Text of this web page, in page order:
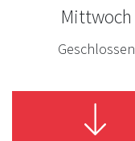
Mittwoch
Geschlossen